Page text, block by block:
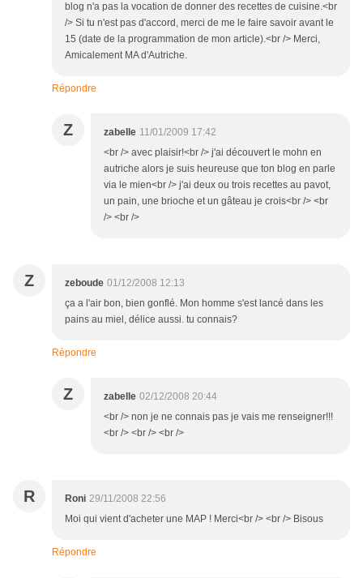
blog n'a pas la vocation de donner des recettes de cuisine.<br
/> Si tu n'est pas d'accord, merci de me le faire savoir avant le
15 (date de la programmation de mon article).<br /> Merci,
Amicalement MA d'Autriche.
Répondre
Z zabelle 11/01/2009 17:42
<br /> avec plaisir!<br /> j'ai découvert le mohn en
autriche alors je suis heureuse que ton blog en parle
via le mien<br /> j'ai deux ou trois recettes au pavot,
un pain, une brioche et un gâteau je crois<br /> <br
/> <br />
Z zeboude 01/12/2008 12:13
ça a l'air bon, bien gonflé. Mon homme s'est lancé dans les
pains au miel, délice aussi. tu connais?
Répondre
Z zabelle 02/12/2008 20:44
<br /> non je ne connais pas je vais me renseigner!!!
<br /> <br /> <br />
R Roni 29/11/2008 22:56
Moi qui vient d'acheter une MAP ! Merci<br /> <br /> Bisous
Répondre